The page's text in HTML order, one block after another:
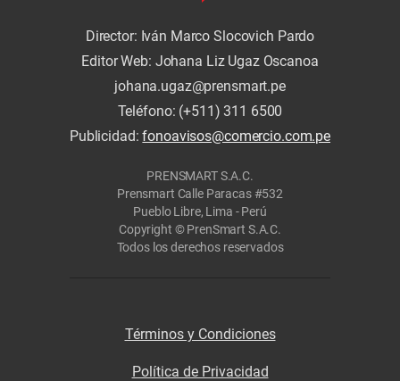
Director: Iván Marco Slocovich Pardo
Editor Web: Johana Liz Ugaz Oscanoa
johana.ugaz@prensmart.pe
Teléfono: (+511) 311 6500
Publicidad:fonoavisos@comercio.com.pe
PRENSMART S.A.C.
Prensmart Calle Paracas #532
Pueblo Libre, Lima - Perú
Copyright © PrenSmart S.A.C.
Todos los derechos reservados
Términos y Condiciones
Política de Privacidad